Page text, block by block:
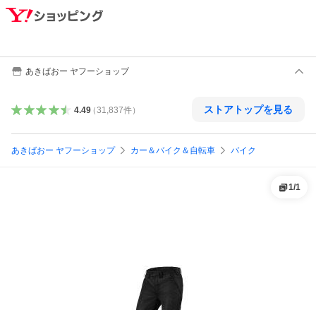
あきばおー ヤフーショップ
4.49（31,837件） ストアトップを見る
あきばおー ヤフーショップ カー＆バイク＆自転車 バイク
1/1